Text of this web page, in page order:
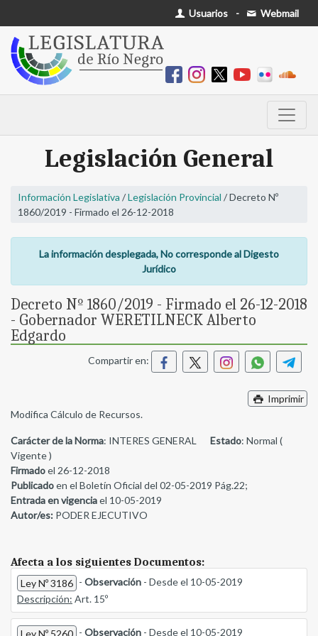
Usuarios - Webmail
Legislación General
Información Legislativa /Legislación Provincial / Decreto Nº
1860/2019 - Firmado el 26-12-2018
La información desplegada, No corresponde al Digesto
Jurídico
Decreto Nº 1860/2019 - Firmado el 26-12-2018
- Gobernador WERETILNECK Alberto
Edgardo
Compartir en:
Imprimir
Modifica Cálculo de Recursos.
Carácter de la Norma: INTERES GENERAL Estado: Normal (
Vigente )
Firmadoel 26-12-2018
Publicadoen el Boletín Oficial del 02-05-2019 Pág.22;
Entrada en vigenciael 10-05-2019
Autor/es: PODER EJECUTIVO
Afecta a los siguientes Documentos:
Ley Nº 3186 - Observación - Desde el 10-05-2019
Descripción: Art. 15º
- Observación - Desde el 10-05-2019